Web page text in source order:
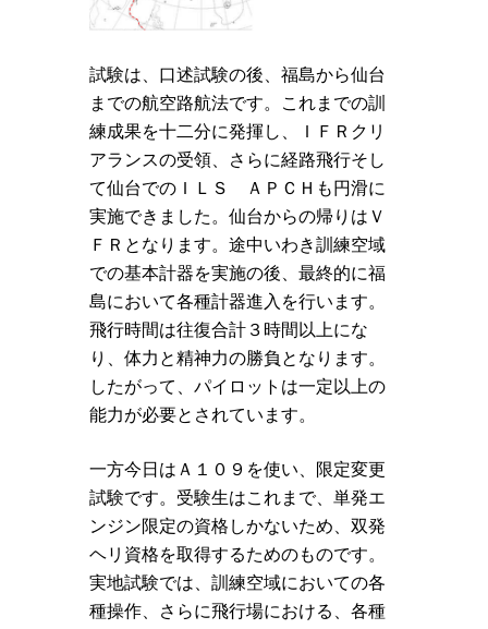
試験は、口述試験の後、福島から仙台
までの航空路航法です。これまでの訓
練成果を十二分に発揮し、ＩＦＲクリ
アランスの受領、さらに経路飛行そし
て仙台でのＩＬＳ ＡＰＣＨも円滑に
実施できました。仙台からの帰りはＶ
ＦＲとなります。途中いわき訓練空域
での基本計器を実施の後、最終的に福
島において各種計器進入を行います。
飛行時間は往復合計３時間以上にな
り、体力と精神力の勝負となります。
したがって、パイロットは一定以上の
能力が必要とされています。
一方今日はＡ１０９を使い、限定変更
試験です。受験生はこれまで、単発エ
ンジン限定の資格しかないため、双発
ヘリ資格を取得するためのものです。
実地試験では、訓練空域においての各
種操作、さらに飛行場における、各種